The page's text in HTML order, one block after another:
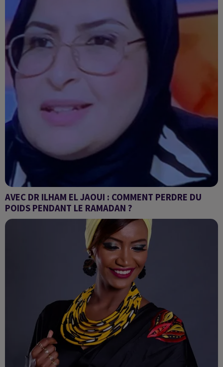
AVEC DR ILHAM EL JAOUI : COMMENT PERDRE DU
POIDS PENDANT LE RAMADAN ?
Comment perdre du poids pendant le ramadan ?